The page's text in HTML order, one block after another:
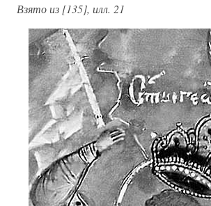
Взято из [135], илл. 21